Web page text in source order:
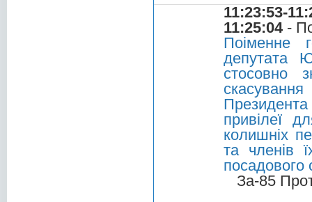
11:23:53-
11:25:04-
Поіменне
депутата
стосовно
привілеї
колишніх
та членів
посадового
За-85